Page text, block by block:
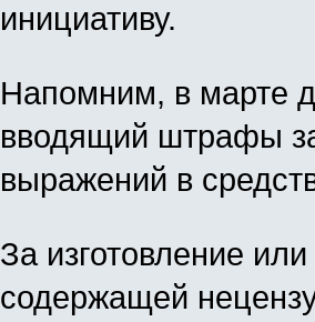
инициативу.
Напомним, в марте
вводящий штрафы
выражений в
За изготовление
содержащей